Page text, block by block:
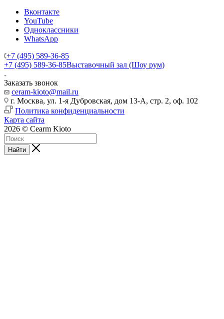
Вконтакте
YouTube
Одноклассники
WhatsApp
+7 (495) 589-36-85
+7 (495) 589-36-85Выставочный зал (Шоу рум)
Заказать звонок
ceram-kioto@mail.ru
г. Москва, ул. 1-я Дубровская, дом 13-А, стр. 2, оф. 102
Политика конфиденциальности
Карта сайта
2026 © Cearm Kioto
Найти